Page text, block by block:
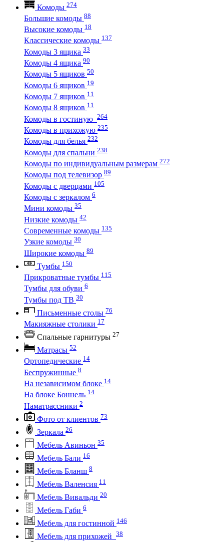
Комоды 274
Большие комоды 88
Высокие комоды 18
Классические комоды 137
Комоды 3 ящика 33
Комоды 4 ящика 90
Комоды 5 ящиков 50
Комоды 6 ящиков 19
Комоды 7 ящиков 11
Комоды 8 ящиков 11
Комоды в гостиную 264
Комоды в прихожую 235
Комоды для белья 232
Комоды для спальни 238
Комоды по индивидуальным размерам 272
Комоды под телевизор 89
Комоды с дверцами 105
Комоды с зеркалом 6
Мини комоды 35
Низкие комоды 42
Современные комоды 135
Узкие комоды 30
Широкие комоды 89
Тумбы 150
Прикроватные тумбы 115
Тумбы для обуви 6
Тумбы под ТВ 30
Письменные столы 76
Макияжные столики 17
Спальные гарнитуры 27
Матрасы 52
Ортопедические 14
Беспружинные 8
На независимом блоке 14
На блоке Боннель 14
Наматрассники 2
Фото от клиентов 73
Зеркала 26
Мебель Авиньон 35
Мебель Бали 16
Мебель Бланш 8
Мебель Валенсия 11
Мебель Вивальди 20
Мебель Габи 6
Мебель для гостинной 146
Мебель для прихожей 38